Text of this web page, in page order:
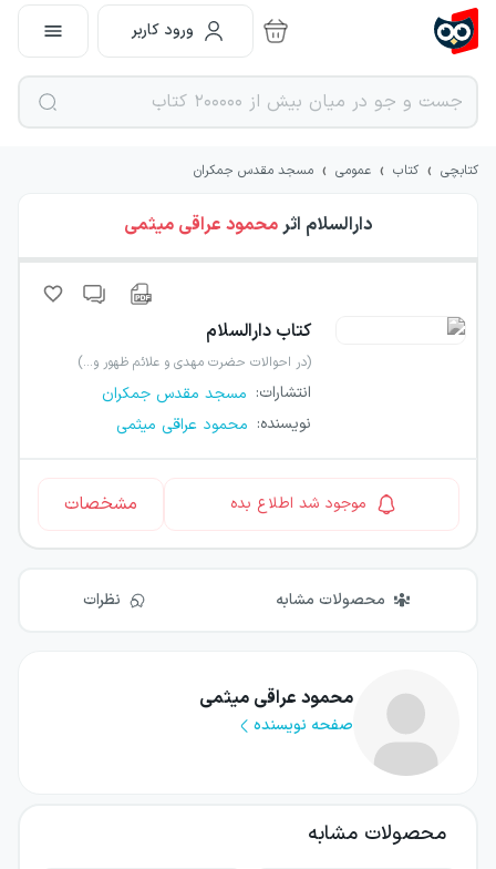
ورود کاربر
کتابچی › کتاب › عمومی › مسجد مقدس جمکران
دارالسلام اثرمحمود عراقی میثمی
کتاب دارالسلام
(در احوالات حضرت مهدی و علائم ظهور و…)
انتشارات: مسجد مقدس جمکران
نویسنده: محمود عراقی میثمی
موجود شد اطلاع بده مشخصات
محصولات مشابه نظرات
محمود عراقی میثمی
صفحه نویسنده
محصولات مشابه